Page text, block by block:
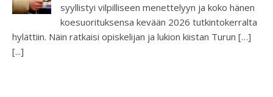
syyllistyi vilpilliseen menettelyyn ja koko hänen
koesuorituksensa kevään 2026 tutkintokerralta
hylättiin. Näin ratkaisi opiskelijan ja lukion kiistan Turun […]
[...]